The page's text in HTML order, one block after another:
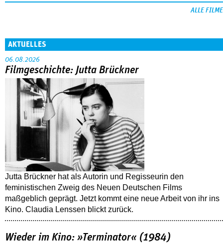
ALLE FILME
AKTUELLES
06.08.2026
Filmgeschichte: Jutta Brückner
Jutta Brückner hat als Autorin und Regisseurin den
feministischen Zweig des Neuen Deutschen Films
maßgeblich geprägt. Jetzt kommt eine neue Arbeit von ihr ins
Kino. Claudia Lenssen blickt zurück.
Wieder im Kino: »Terminator« (1984)